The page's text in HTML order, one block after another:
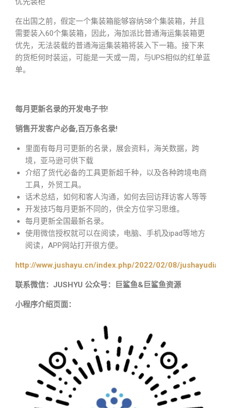
在出国之前，假定一个集装箱能够容纳58个集装箱，并且
需要装入60个集装箱，因此，海加派比普通海运集装箱更
优先，无法装载的普通海运集装箱将装入下一箱。接下来
的货柜何时装运，可能是一天或一周，与UPS相似的红单蓝
单。
每月更新名录的开发电子书!
销售开发客户必备,百万条名录!
里面有每月可更新的名录，展会资料，海关数据，跨
境，亚马逊可供下载
介绍了货代必备的工具更新超千种，以及各种跨境电商
工具，外贸工具。
话术总结，如何和客人沟通，如何去回访拜访客人等等
开发技巧每月更新不同的，供全方位学习思维。
每月更新全国最新名录。
使用微信授权就可以在阅读，电脑、手机及ipad等地方
阅读，APP网站打开很方便。
http://www.jushayu.cn/index.php/2022/02/08/
联系微信：JUSHYU 公众号：巨鲨鱼&巨鲨鱼资源
小程序介绍页面：